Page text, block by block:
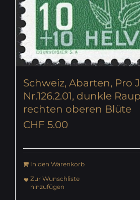
Schweiz, Abarten, Pro
Nr.126.2.01, dunkle
rechten oberen Blüte
CHF 5.00
In den Warenkorb
Zur Wunschliste
hinzufügen